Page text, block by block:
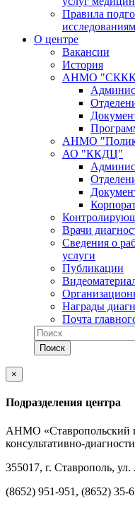
Правила
исследованиям
О центре
Вакансии
История
АНМО
АНМО
АО "ККДЦ"
Врачи
Сведения о
услуги
Публикации
Награды
Почта
×
Подразделения центра
АНМО «Ставропольский
консультативно-
355017, г. Ставрополь,
(8652) 951-951, (8652) 35-